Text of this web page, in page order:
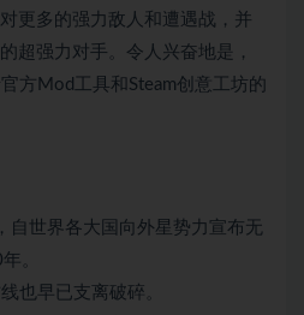
更多的强力敌人和遭遇战，并
超强力对手。令人兴奋地是，
方Mod工具和Steam创意工坊的
自世界各大国向外星势力宣布无
。
也早已支离破碎。